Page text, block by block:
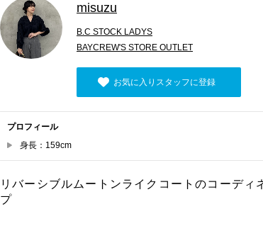
misuzu
B.C STOCK LADYS
BAYCREW'S STORE OUTLET
お気に入りスタッフに登録
プロフィール
身長：159cm
リバーシブルムートンライクコートのコーディ
プ